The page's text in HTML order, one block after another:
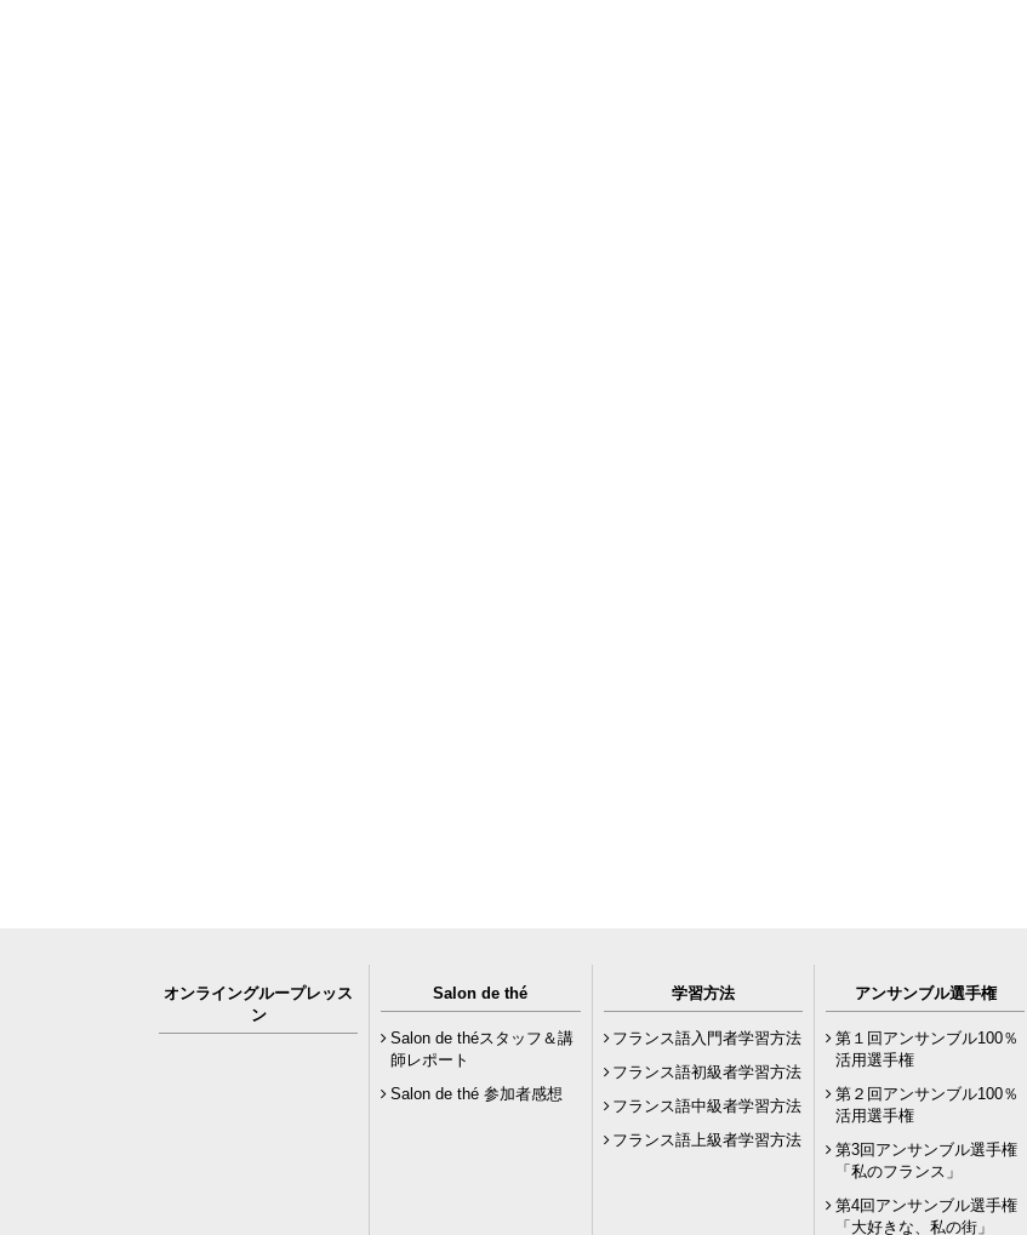
オンライングループレッス
ン
Salon de thé
Salon de théスタッフ＆講
師レポート
Salon de thé 参加者感想
学習方法
フランス語入門者学習方法
フランス語初級者学習方法
フランス語中級者学習方法
フランス語上級者学習方法
アンサンブル選手権
第１回アンサンブル100％
活用選手権
第２回アンサンブル100％
活用選手権
第3回アンサンブル選手権
「私のフランス」
第4回アンサンブル選手権
「大好きな、私の街」